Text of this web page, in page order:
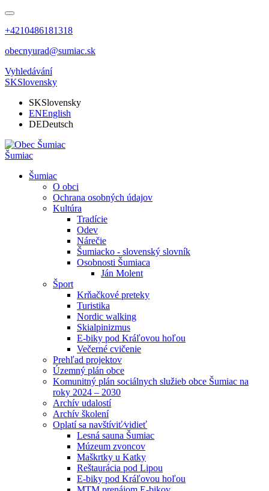
+4210486181318
obecnyurad@sumiac.sk
Vyhledávání
SKSlovensky
SKSlovensky
ENEnglish
DEDeutsch
Šumiac
Šumiac
O obci
Ochrana osobných údajov
Kultúra
Tradície
Odev
Nárečie
Šumiacko - slovenský slovník
Osobnosti Šumiaca
Ján Molent
Šport
Krňačkové preteky
Turistika
Nordic walking
Skialpinizmus
E-biky pod Kráľovou hoľou
Večerné cvičenie
Prehľad projektov
Územný plán obce
Komunitný plán sociálnych služieb obce Šumiac na
roky 2024 – 2030
Archív udalostí
Archív školení
Oplatí sa navštíviť⁄vidieť
Lesná sauna Šumiac
Múzeum zvoncov
Maškrtky u Katky
Reštaurácia pod Lipou
E-biky pod Kráľovou hoľou